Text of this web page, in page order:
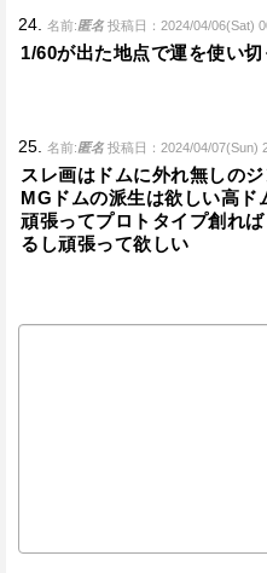
24. 名前:匿名 投稿日：2024/04/06(Sat)
1/60が出た地点で運を使い
25. 名前:匿名 投稿日：2024/04/07(Sun)
スレ画はドムに外れ無しの
MGドムの派生は欲しい高ド
頑張ってプロトタイプ創れ
るし頑張って欲しい